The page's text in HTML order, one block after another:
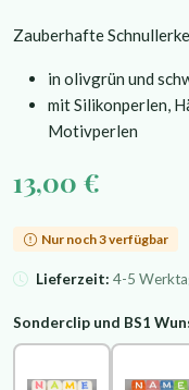
Zauberhafte
in olivgrün und
mit Silikonperlen,
Motivperlen
13,00 €
Nur noch 3 verfügbar
Lieferzeit: 4-5
Sonderclip und BS1